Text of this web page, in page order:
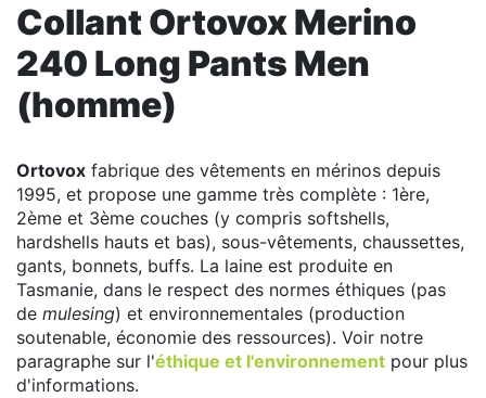
Collant Ortovox Merino
240 Long Pants Men
(homme)
Ortovox fabrique des vêtements en mérinos depuis
1995, et propose une gamme très complète : 1ère,
2ème et 3ème couches (y compris softshells,
hardshells hauts et bas), sous-vêtements, chaussettes,
gants, bonnets, buffs. La laine est produite en
Tasmanie, dans le respect des normes éthiques (pas
de mulesing) et environnementales (production
soutenable, économie des ressources). Voir notre
paragraphe sur l'éthique et l'environnement pour plus
d'informations.